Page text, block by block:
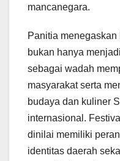
mancanegara.
Panitia
bukan hanya
sebagai wadah
masyarakat serta
budaya dan kuliner
internasional.
dinilai memiliki
identitas daerah